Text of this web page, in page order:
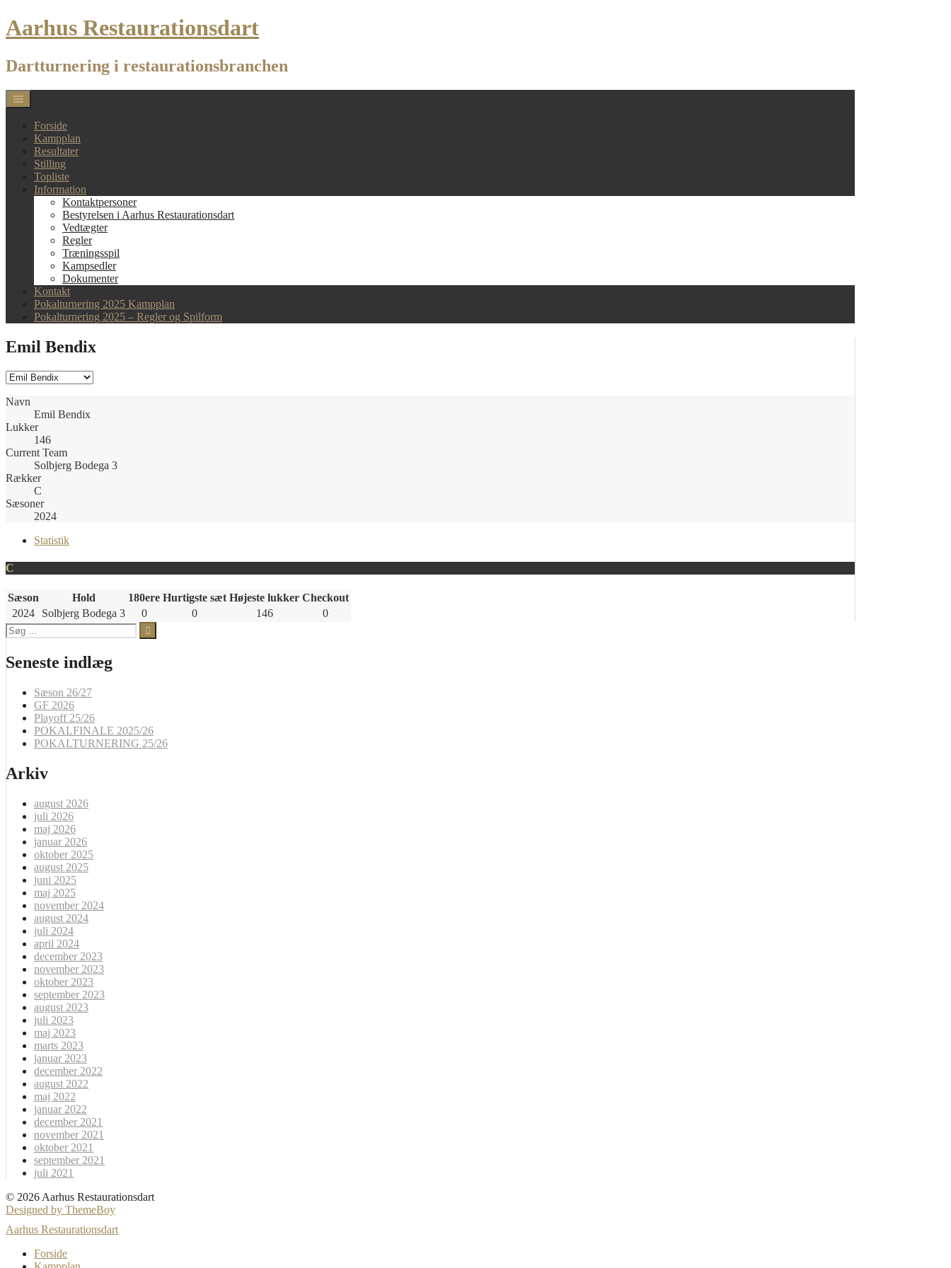
Skip
to
Aarhus Restaurationsdart
Dartturnering i restaurationsbranchen
Forside
Kampplan
Resultater
Stilling
Topliste
Information
Kontaktpersoner
Bestyrelsen i Aarhus Restaurationsdart
Vedtægter
Regler
Træningsspil
Kampsedler
Dokumenter
Kontakt
Pokalturnering 2025 Kampplan
Pokalturnering 2025 – Regler og Spilform
Emil Bendix
Navn
Emil Bendix
Lukker
146
Current Team
Solbjerg Bodega 3
Rækker
C
Sæsoner
2024
Statistik
C
Sæson Hold 180ere Hurtigste sæt Højeste lukker Checkout
2024
Solbjerg Bodega 3 0 0 146
0
Søg
efter:
Seneste indlæg
Sæson 26/27
GF 2026
Playoff 25/26
POKALFINALE 2025/26
POKALTURNERING 25/26
Arkiv
august 2026
juli 2026
maj 2026
januar 2026
oktober 2025
august 2025
juni 2025
maj 2025
november 2024
august 2024
juli 2024
april 2024
december 2023
november 2023
oktober 2023
september 2023
august 2023
juli 2023
maj 2023
marts 2023
januar 2023
december 2022
august 2022
maj 2022
januar 2022
december 2021
november 2021
oktober 2021
september 2021
juli 2021
© 2026 Aarhus Restaurationsdart
Designed by ThemeBoy
Aarhus Restaurationsdart
Forside